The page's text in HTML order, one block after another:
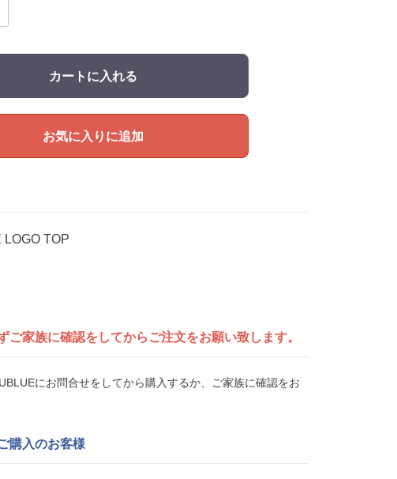
カートに入れる
お気に入りに追加
LOGO TOP
ご家族に確認をしてから ご注文をお願い致します。
にお問合せをしてから購入するか、ご家族に確認をお
購入のお客様